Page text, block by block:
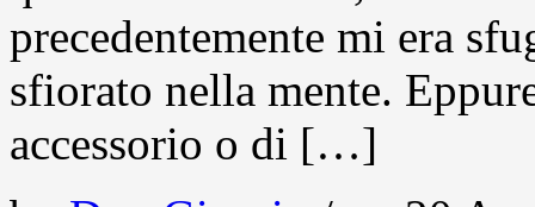
precedentemente mi era
sfiorato nella mente.
accessorio o di […]